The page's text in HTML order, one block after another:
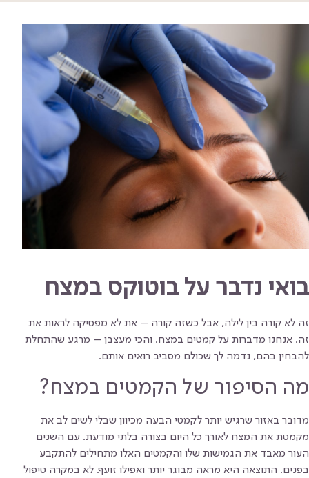
בואי נדבר על בוטוקס במצח
זה לא קורה בין לילה, אבל כשזה קורה – את לא מפסיקה לראות את
זה. אנחנו מדברות על קמטים במצח. והכי מעצבן – מרגע שהתחלת
להבחין בהם, נדמה לך שכולם מסביב רואים אותם.
מה הסיפור של הקמטים במצח?
מדובר באזור שרגיש יותר לקמטי הבעה מכיוון שבלי לשים לב את
מקמטת את המצח לאורך כל היום בצורה בלתי מודעת. עם השנים
העור מאבד את הגמישות שלו והקמטים האלו מתחילים להתקבע
בפנים. התוצאה היא מראה מבוגר יותר ואפילו זועף. לא במקרה טיפול